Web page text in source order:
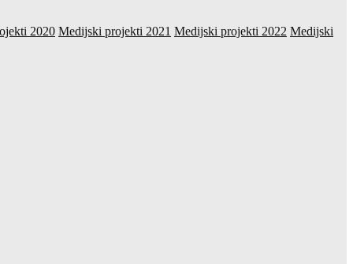
2020 Medijski projekti 2021 Medijski projekti 2022 Medijski